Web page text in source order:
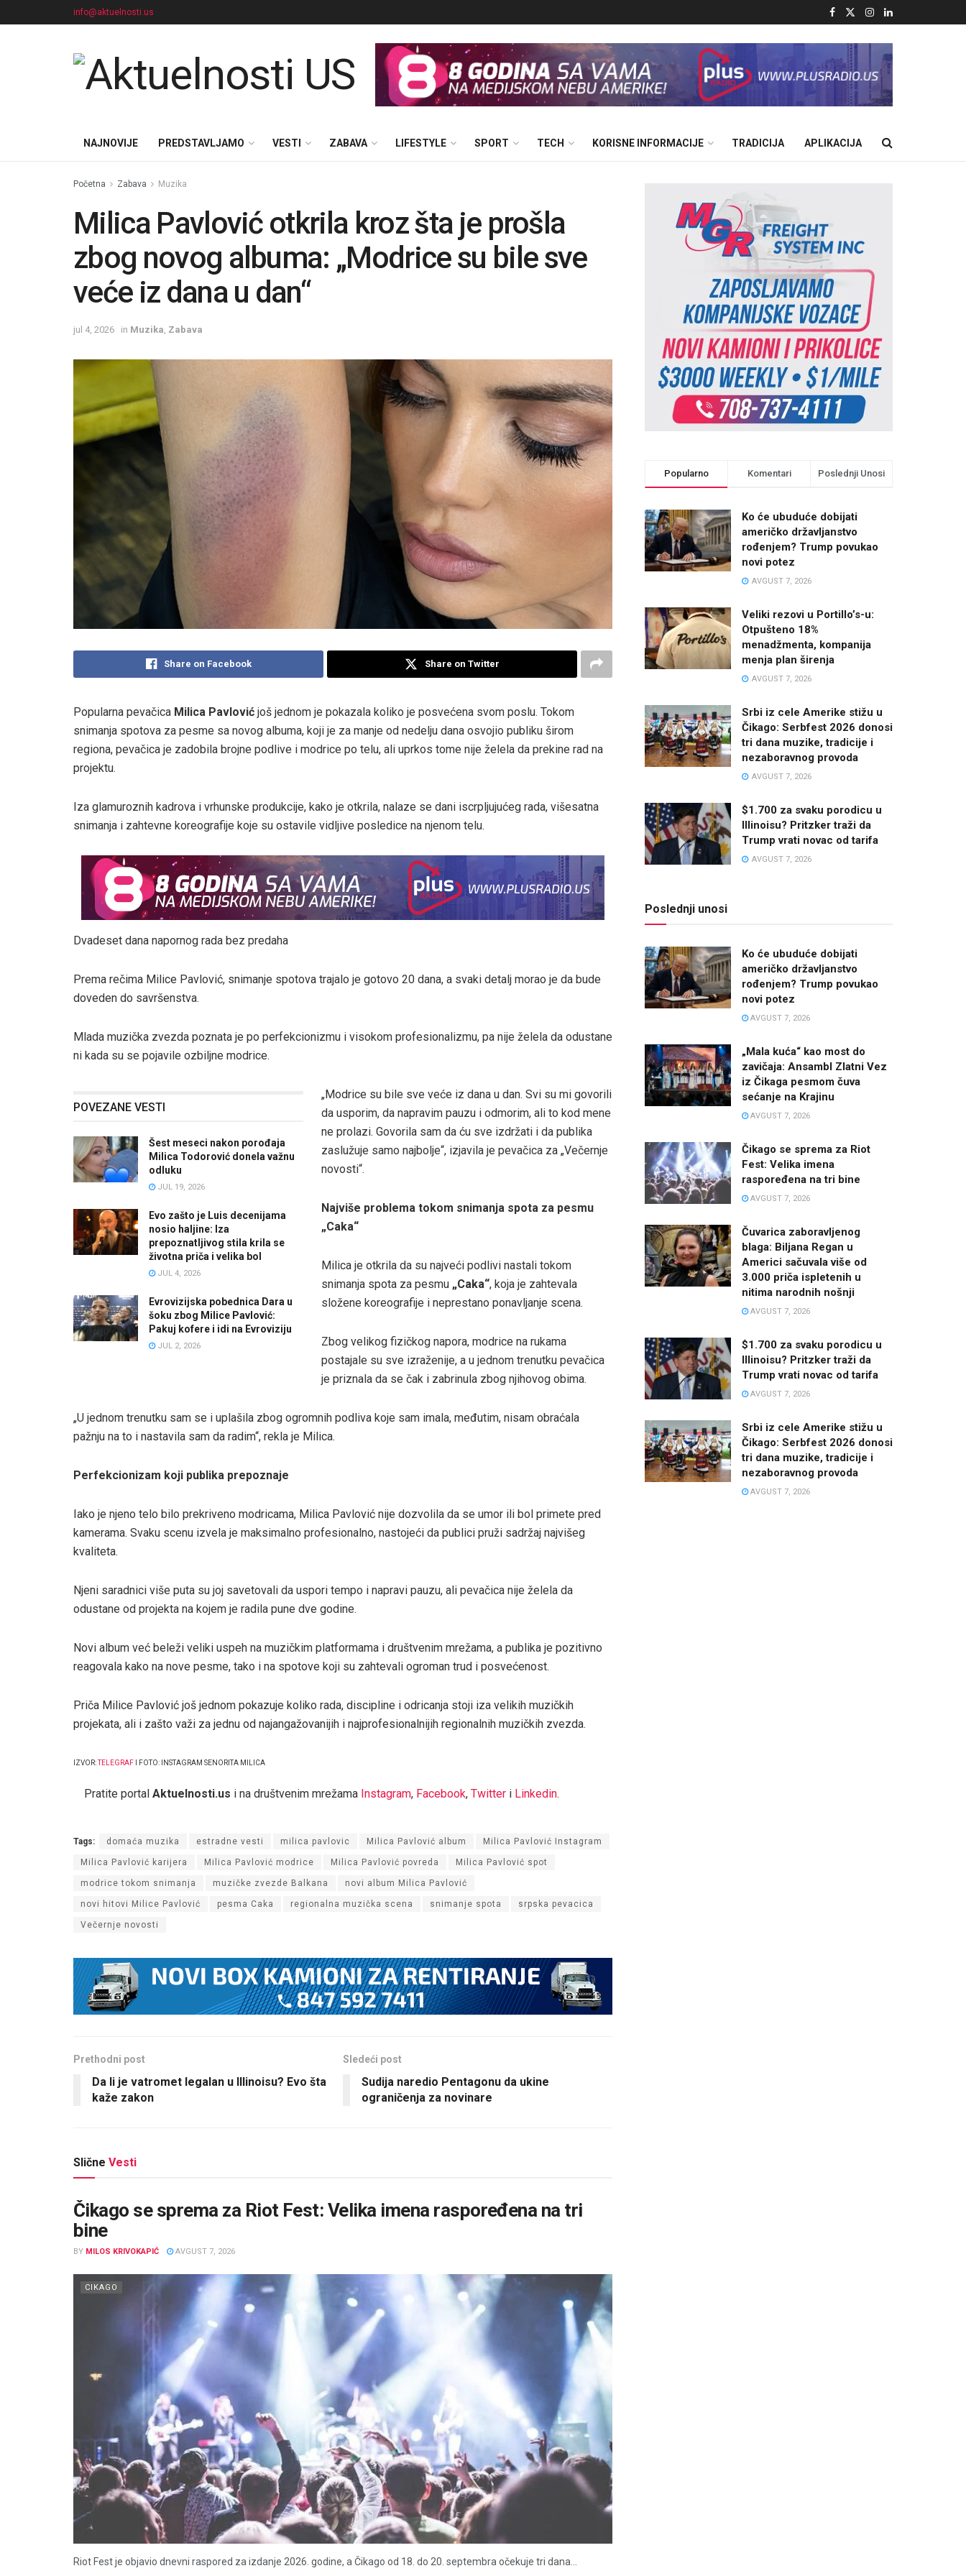
info@aktuelnosti.us
NAJNOVIJE PREDSTAVLJAMO VESTI ZABAVA LIFESTYLE SPORT TECH KORISNE INFORMACIJE TRADICIJA APLIKACIJA
Početna Zabava Muzika
Milica Pavlović otkrila kroz šta je prošla
zbog novog albuma: „Modrice su bile sve
veće iz dana u dan“
jul 4, 2026 in Muzika Zabava
Share on Facebook Share on Twitter
Popularna pevačica Milica Pavlović još jednom je pokazala koliko je posvećena svom poslu. Tokom
snimanja spotova za pesme sa novog albuma, koji je za manje od nedelju dana osvojio publiku širom
regiona, pevačica je zadobila brojne podlive i modrice po telu, ali uprkos tome nije želela da prekine rad na
projektu.
Iza glamuroznih kadrova i vrhunske produkcije, kako je otkrila, nalaze se dani iscrpljujućeg rada, višesatna
snimanja i zahtevne koreografije koje su ostavile vidljive posledice na njenom telu.
Dvadeset dana napornog rada bez predaha
Prema rečima Milice Pavlović, snimanje spotova trajalo je gotovo 20 dana, a svaki detalj morao je da bude
doveden do savršenstva.
Mlada muzička zvezda poznata je po perfekcionizmu i visokom profesionalizmu, pa nije želela da odustane
ni kada su se pojavile ozbiljne modrice.
POVEZANE VESTI
Šest meseci nakon porođaja
Milica Todorović donela važnu
odluku
JUL 19, 2026
Evo zašto je Luis decenijama
nosio haljine: Iza
prepoznatljivog stila krila se
životna priča i velika bol
JUL 4, 2026
Evrovizijska pobednica Dara u
šoku zbog Milice Pavlović:
Pakuj kofere i idi na Evroviziju
JUL 2, 2026
„Modrice su bile sve veće iz dana u dan. Svi su mi govorili
da usporim, da napravim pauzu i odmorim, ali to kod mene
ne prolazi. Govorila sam da ću sve izdržati i da publika
zaslužuje samo najbolje“, izjavila je pevačica za „Večernje
novosti“.
Najviše problema tokom snimanja spota za pesmu
„Caka“
Milica je otkrila da su najveći podlivi nastali tokom
snimanja spota za pesmu „Caka“, koja je zahtevala
složene koreografije i neprestano ponavljanje scena.
Zbog velikog fizičkog napora, modrice na rukama
postajale su sve izraženije, a u jednom trenutku pevačica
je priznala da se čak i zabrinula zbog njihovog obima.
„U jednom trenutku sam se i uplašila zbog ogromnih podliva koje sam imala, međutim, nisam obraćala
pažnju na to i nastavila sam da radim“, rekla je Milica.
Perfekcionizam koji publika prepoznaje
Iako je njeno telo bilo prekriveno modricama, Milica Pavlović nije dozvolila da se umor ili bol primete pred
kamerama. Svaku scenu izvela je maksimalno profesionalno, nastojeći da publici pruži sadržaj najvišeg
kvaliteta.
Njeni saradnici više puta su joj savetovali da uspori tempo i napravi pauzu, ali pevačica nije želela da
odustane od projekta na kojem je radila pune dve godine.
Novi album već beleži veliki uspeh na muzičkim platformama i društvenim mrežama, a publika je pozitivno
reagovala kako na nove pesme, tako i na spotove koji su zahtevali ogroman trud i posvećenost.
Priča Milice Pavlović još jednom pokazuje koliko rada, discipline i odricanja stoji iza velikih muzičkih
projekata, ali i zašto važi za jednu od najangažovanijih i najprofesionalnijih regionalnih muzičkih zvezda.
IZVOR:TELEGRAF I FOTO: INSTAGRAM SENORITA MILICA
Pratite portal Aktuelnosti.us i na društvenim mrežama Instagram, Facebook, Twitter i Linkedin.
Tags: domaća muzika estradne vesti milica pavlovic Milica Pavlović album Milica Pavlović Instagram
Milica Pavlović karijera Milica Pavlović modrice Milica Pavlović povreda Milica Pavlović spot
modrice tokom snimanja muzičke zvezde Balkana novi album Milica Pavlović
novi hitovi Milice Pavlović pesma Caka regionalna muzička scena snimanje spota srpska pevacica
Večernje novosti
Prethodni post
Da li je vatromet legalan u Illinoisu? Evo šta
kaže zakon
Sledeći post
Sudija naredio Pentagonu da ukine
ograničenja za novinare
Slične Vesti
Čikago se sprema za Riot Fest: Velika imena raspoređena na tri
bine
BY MILOS KRIVOKAPIĆ AVGUST 7, 2026
CIKAGO
Riot Fest je objavio dnevni raspored za izdanje 2026. godine, a Čikago od 18. do 20. septembra očekuje tri dana...
Popularno Komentari Poslednji Unosi
Ko će ubuduće dobijati
američko državljanstvo
rođenjem? Trump povukao
novi potez
AVGUST 7, 2026
Veliki rezovi u Portillo’s-u:
Otpušteno 18%
menadžmenta, kompanija
menja plan širenja
AVGUST 7, 2026
Srbi iz cele Amerike stižu u
Čikago: Serbfest 2026 donosi
tri dana muzike, tradicije i
nezaboravnog provoda
AVGUST 7, 2026
$1.700 za svaku porodicu u
Illinoisu? Pritzker traži da
Trump vrati novac od tarifa
AVGUST 7, 2026
Poslednji unosi
Ko će ubuduće dobijati
američko državljanstvo
rođenjem? Trump povukao
novi potez
AVGUST 7, 2026
„Mala kuća“ kao most do
zavičaja: Ansambl Zlatni Vez
iz Čikaga pesmom čuva
sećanje na Krajinu
AVGUST 7, 2026
Čikago se sprema za Riot
Fest: Velika imena
raspoređena na tri bine
AVGUST 7, 2026
Čuvarica zaboravljenog
blaga: Biljana Regan u
Americi sačuvala više od
3.000 priča ispletenih u
nitima narodnih nošnji
AVGUST 7, 2026
$1.700 za svaku porodicu u
Illinoisu? Pritzker traži da
Trump vrati novac od tarifa
AVGUST 7, 2026
Srbi iz cele Amerike stižu u
Čikago: Serbfest 2026 donosi
tri dana muzike, tradicije i
nezaboravnog provoda
AVGUST 7, 2026